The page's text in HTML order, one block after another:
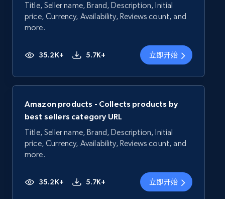
Title, Seller name, Brand, Description, Initial
price, Currency, Availability, Reviews count, and
more.
35.2K+ 5.7K+ 立即开始
Amazon products - Collects products by
best sellers category URL
Title, Seller name, Brand, Description, Initial
price, Currency, Availability, Reviews count, and
more.
35.2K+ 5.7K+ 立即开始